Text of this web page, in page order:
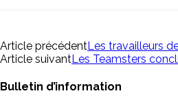
Article précédentLes travailleurs
Article suivantLes Teamsters
Bulletin d’information